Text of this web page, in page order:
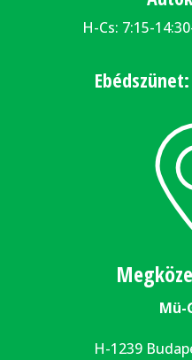
H-Cs: 7:15-
Mü-
H-1239